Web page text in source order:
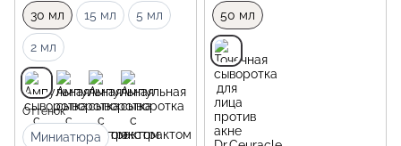
30 мл 15 мл 5 мл
2 мл
Оттенок
Миниатюра
50 мл